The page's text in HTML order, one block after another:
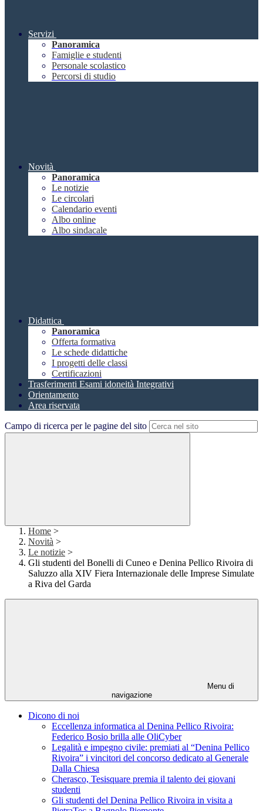
Servizi
Panoramica
Famiglie e studenti
Personale scolastico
Percorsi di studio
Novità
Panoramica
Le notizie
Le circolari
Calendario eventi
Albo online
Albo sindacale
Didattica
Panoramica
Offerta formativa
Le schede didattiche
I progetti delle classi
Certificazioni
Trasferimenti Esami idoneità Integrativi
Orientamento
Area riservata
Campo di ricerca per le pagine del sito
Home >
Novità >
Le notizie >
Gli studenti del Bonelli di Cuneo e Denina Pellico Rivoira di
Saluzzo alla XIV Fiera Internazionale delle Imprese Simulate
a Riva del Garda
Menu di
navigazione
Dicono di noi
Eccellenza informatica al Denina Pellico Rivoira:
Federico Bosio brilla alle OliCyber
Legalità e impegno civile: premiati al “Denina Pellico
Rivoira” i vincitori del concorso dedicato al Generale
Dalla Chiesa
Cherasco, Tesisquare premia il talento dei giovani
studenti
Gli studenti del Denina Pellico Rivoira in visita a